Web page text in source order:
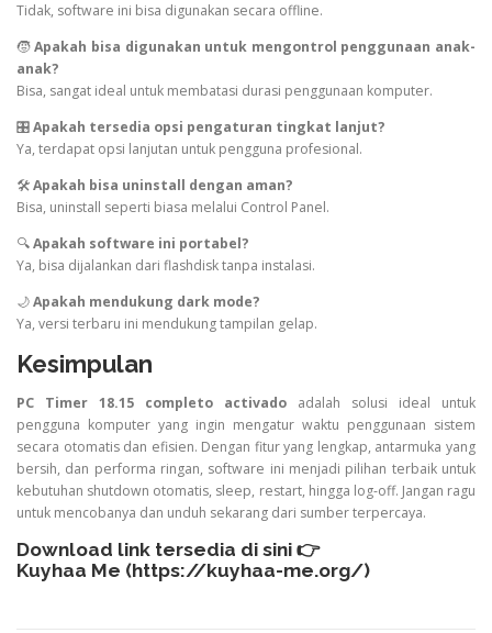
Tidak, software ini bisa digunakan secara offline.
🧒Apakah bisa digunakan untuk mengontrol penggunaan anak-
anak?
Bisa, sangat ideal untuk membatasi durasi penggunaan komputer.
🎛️Apakah tersedia opsi pengaturan tingkat lanjut?
Ya, terdapat opsi lanjutan untuk pengguna profesional.
🛠️Apakah bisa uninstall dengan aman?
Bisa, uninstall seperti biasa melalui Control Panel.
🔍Apakah software ini portabel?
Ya, bisa dijalankan dari flashdisk tanpa instalasi.
🌙Apakah mendukung dark mode?
Ya, versi terbaru ini mendukung tampilan gelap.
Kesimpulan
PC Timer 18.15 completo activado adalah solusi ideal untuk
pengguna komputer yang ingin mengatur waktu penggunaan sistem
secara otomatis dan efisien. Dengan fitur yang lengkap, antarmuka yang
bersih, dan performa ringan, software ini menjadi pilihan terbaik untuk
kebutuhan shutdown otomatis, sleep, restart, hingga log-off. Jangan ragu
untuk mencobanya dan unduh sekarang dari sumber terpercaya.
Download link tersedia di sini 👉
Kuyhaa Me (https://kuyhaa-me.org/)